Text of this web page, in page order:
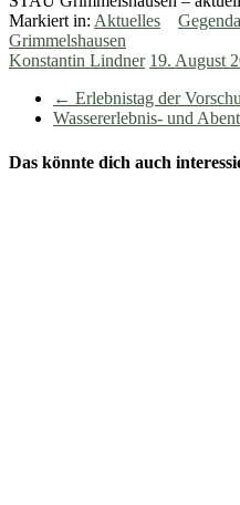
Markiert in: Aktuelles
Grimmelshausen
Konstantin Lindner 19. August
← Erlebnistag der
Wassererlebnis- und
Das könnte dich auch